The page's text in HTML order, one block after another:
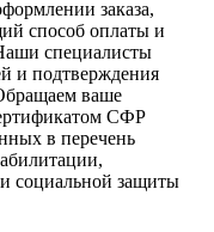
заказа,
способ оплаты и
специалисты
и подтверждения
ваше
СФР
в перечень
социальной защиты